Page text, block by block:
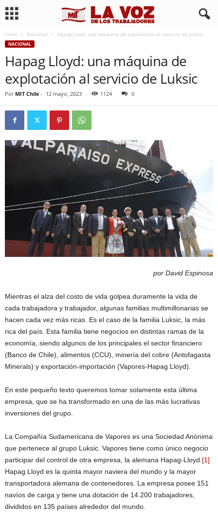
Inicio Nacional Hapag Lloyd: una máquina de explotación al servicio de Luksic
NACIONAL
Hapag Lloyd: una máquina de
explotación al servicio de Luksic
Por MIT Chile - 12 mayo, 2023 1124 0
por David Espinosa
Mientras el alza del costo de vida golpea duramente la vida de
cada trabajadora y trabajador, algunas familias multimillonarias se
hacen cada vez más ricas. Es el caso de la familia Luksic, la más
rica del país. Esta familia tiene negocios en distintas ramas de la
economía, siendo algunos de los principales el sector financiero
(Banco de Chile), alimentos (CCU), minería del cobre (Antofagasta
Minerals) y exportación-importación (Vapores-Hapag Lloyd).
En este pequeño texto queremos tomar solamente esta última
empresa, que se ha transformado en una de las más lucrativas
inversiones del grupo.
La Compañía Sudamericana de Vapores es una Sociedad Anónima
que pertenece al grupo Luksic. Vapores tiene como único negocio
participar del control de otra empresa, la alemana Hapag-Lloyd.[1]
Hapag Lloyd es la quinta mayor naviera del mundo y la mayor
transportadora alemana de contenedores. La empresa posee 151
navíos de carga y tiene una dotación de 14.200 trabajadores,
divididos en 135 países alrededor del mundo.